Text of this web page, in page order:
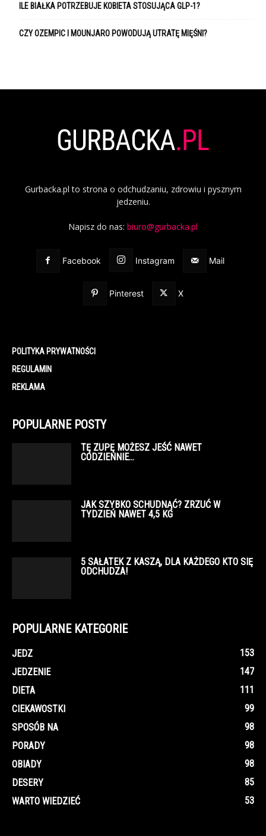
ILE BIAŁKA POTRZEBUJE KOBIETA STOSUJĄCA GLP-1?
CZY OZEMPIC I MOUNJARO POWODUJĄ UTRATĘ MIĘŚNI?
Gurbacka.pl to strona o odchudzaniu, zdrowiu i pysznym
jedzeniu.
Napisz do nas: biuro@gurbacka.pl
Facebook Instagram Mail
Pinterest X
POLITYKA PRYWATNOŚCI
REGULAMIN
REKLAMA
POPULARNE POSTY
TĘ ZUPĘ MOŻESZ JEŚĆ NAWET
CODZIENNIE…
JAK SZYBKO SCHUDNĄĆ? ZRZUĆ W
TYDZIEŃ NAWET 4,5 KG
5 SAŁATEK Z KASZĄ, DLA KAŻDEGO KTO SIĘ
ODCHUDZA!
POPULARNE KATEGORIE
JEDZ
153
JEDZENIE
147
DIETA
111
CIEKAWOSTKI
99
SPOSÓB NA
98
PORADY
98
OBIADY
98
DESERY
85
WARTO WIEDZIEĆ
53